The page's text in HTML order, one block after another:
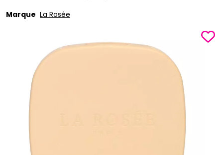
Marque La Rosée